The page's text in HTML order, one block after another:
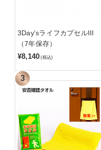
3Day'sライフカプセルIII
（7年保存）
¥8,140 (税込)